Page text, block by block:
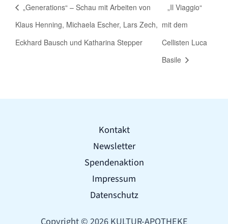
„Generations“ – Schau mit Arbeiten von
Klaus Henning, Michaela Escher, Lars Zech,
Eckhard Bausch und Katharina Stepper
„Il Viaggio“
mit dem
Cellisten Luca
Basile
Kontakt
Newsletter
Spendenaktion
Impressum
Datenschutz
Copyright © 2026 KULTUR-APOTHEKE